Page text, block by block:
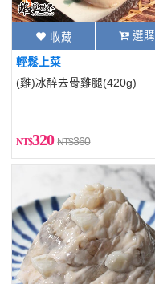
收藏 選購
輕鬆上菜
(雞)冰醉去骨雞腿(420g)
320 360